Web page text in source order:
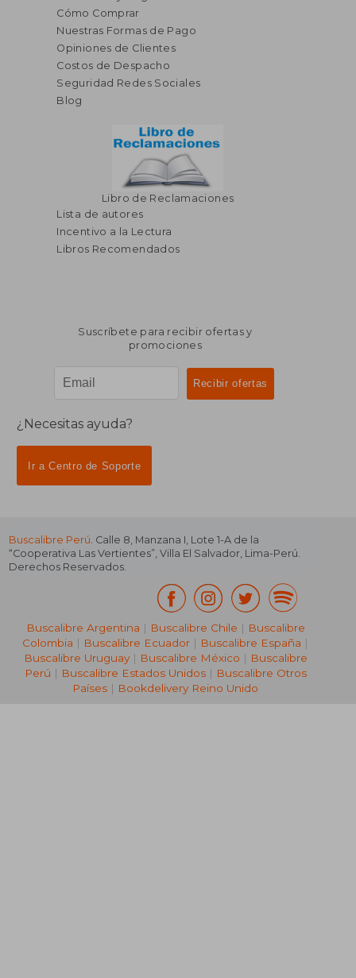
40%
dcto. S/ 87,01
Cómo Comprar
Nuestras Formas de Pago
Opiniones de Clientes
Costos de Despacho
Seguridad Redes Sociales
Blog
Libro de Reclamaciones
Lista de autores
Incentivo a la Lectura
Libros Recomendados
Suscríbete para recibir ofertas y
promociones
¿Necesitas ayuda?
Ir a Centro de Soporte
Buscalibre Perú. Calle 8, Manzana I, Lote 1-A de la
“Cooperativa Las Vertientes”, Villa El Salvador, Lima-Perú.
Derechos Reservados.
Buscalibre Argentina | Buscalibre Chile | Buscalibre
Colombia | Buscalibre Ecuador | Buscalibre España |
Buscalibre Uruguay| Buscalibre México | Buscalibre
Perú | Buscalibre Estados Unidos| Buscalibre Otros
Países | Bookdelivery Reino Unido